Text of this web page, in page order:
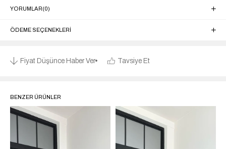
YORUMLAR(0)
ÖDEME SEÇENEKLERI
Fiyat Düşünce Haber Ver Tavsiye Et
BENZER ÜRÜNLER